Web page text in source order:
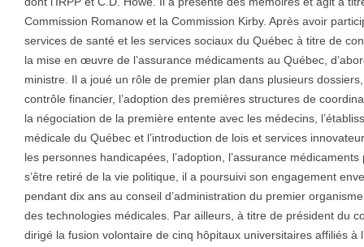
Commission Romanow et la Commission Kirby. Après avoir
services de santé et les services sociaux du Québec à titre de
la mise en œuvre de l’assurance médicaments au Québec,
ministre. Il a joué un rôle de premier plan dans plusieurs
contrôle financier, l’adoption des premières structures de
la négociation de la première entente avec les médecins,
médicale du Québec et l’introduction de lois et services
les personnes handicapées, l’adoption, l’assurance
s’être retiré de la vie politique, il a poursuivi son engagement
pendant dix ans au conseil d’administration du premier
des technologies médicales. Par ailleurs, à titre de président du
dirigé la fusion volontaire de cinq hôpitaux universitaires affiliés à